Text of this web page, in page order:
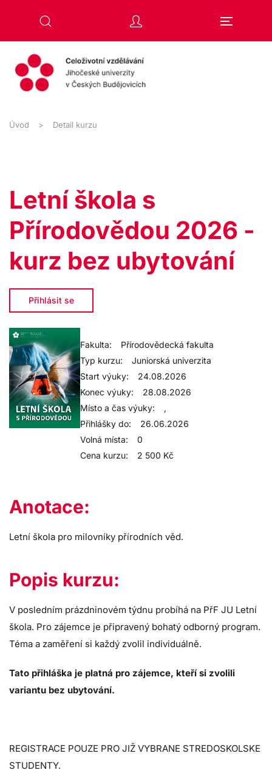
Úvod Detail kurzu
Letní škola s
Přírodovědou 2026 -
kurz bez ubytování
Přihlásit se
Fakulta:
Přírodovědecká fakulta
Typ kurzu:
Juniorská univerzita
Start výuky:
24.08.2026
Konec výuky:
28.08.2026
Místo a čas výuky:
,
Přihlášky do:
26.06.2026
Volná místa:
0
Cena kurzu:
2 500 Kč
Anotace:
Letní škola pro milovníky přírodních věd.
Popis kurzu:
V posledním prázdninovém týdnu probíhá na PřF JU Letní
škola. Pro zájemce je připravený bohatý odborný program.
Téma a zaměření si každý zvolil individuálně.
Tato přihláška je platná pro zájemce, kteří si zvolili
variantu bez ubytování.
REGISTRACE POUZE PRO JIŽ VYBRANE STREDOSKOLSKE
STUDENTY.